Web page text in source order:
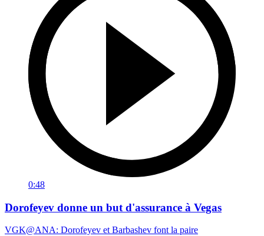
0:48
Dorofeyev donne un but d'assurance à Vegas
VGK@ANA: Dorofeyev et Barbashev font la paire